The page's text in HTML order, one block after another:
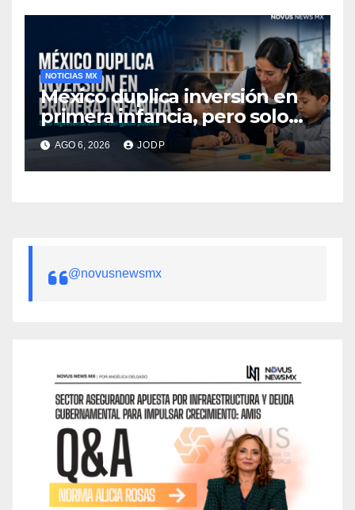
NOTICIAS MX
México duplica inversión en
primera infancia, pero solo
destina 2.53% del gasto
público
AGO 6, 2026 JODP
@novusnewsmx